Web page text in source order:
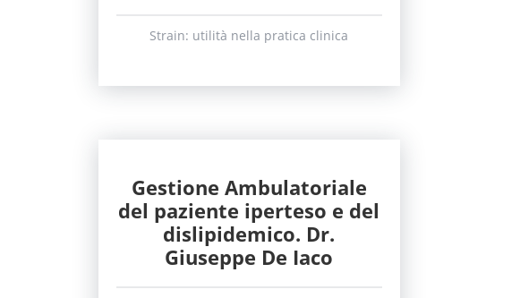
Strain: utilità nella pratica clinica
Gestione Ambulatoriale
del paziente iperteso e del
dislipidemico. Dr.
Giuseppe De Iaco